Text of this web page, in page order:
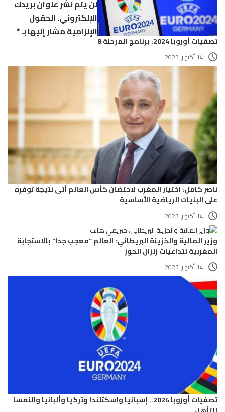
تصفيات أوروبا 2024: برنامج المرحلة 8
14 أكتوبر، 2023
ناصر كامل: اختيار المغرب لاحتضان كأس العالم أتى نتيجة توفره
على البنيات الرياضية الأساسية
14 أكتوبر، 2023
وزير المالية والخزينة البريطاني: العالم “معجب جدا” بالاستجابة
المغربية لتداعيات زلزال الحوز
14 أكتوبر، 2023
تصفيات أوروبا 2024.. إسبانيا واسكتلندا وتركيا وألبانيا والنمسا
لن يتم نشر عنوان بريدك
الإلكتروني.الحقول
الإلزامية مشار إليها بـ*